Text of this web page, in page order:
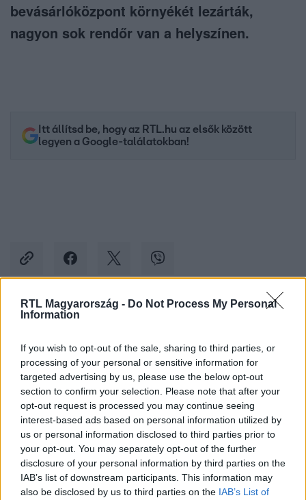
RTL Magyarország - Do Not Process My Personal
Information
If you wish to opt-out of the sale, sharing to third parties, or
processing of your personal or sensitive information for
targeted advertising by us, please use the below opt-out
section to confirm your selection. Please note that after your
opt-out request is processed you may continue seeing
interest-based ads based on personal information utilized by
us or personal information disclosed to third parties prior to
your opt-out. You may separately opt-out of the further
disclosure of your personal information by third parties on the
IAB’s list of downstream participants. This information may
also be disclosed by us to third parties on the IAB’s List of
bevásárlóközpont környékét lezárták,
nagyon sok rendőr van a helyszínen.
Itt állítsd be, hogy az RTL.hu az elsők között
legyen a Google-találatokban!
Kövess minket, és értesülj a friss hírekről a
Követem
#KÜLFÖLD #DREZDA #TÚSZEJTÉS #RENDŐRSÉG
#NÉMETORSZÁG